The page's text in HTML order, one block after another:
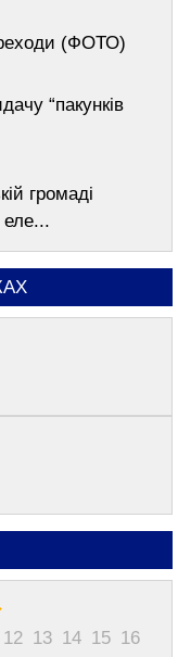
(ФОТО)
“пакунків
громаді
еле...
12 13 14 15 16